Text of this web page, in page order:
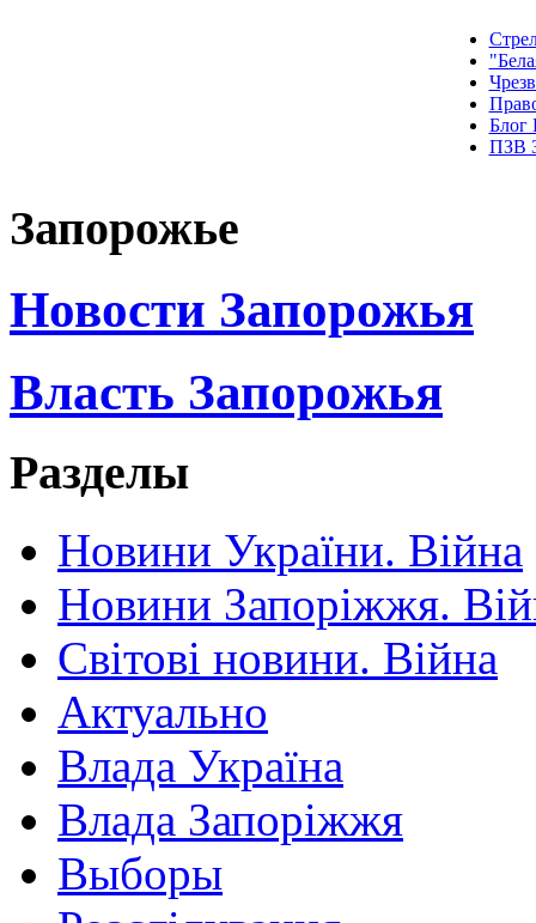
Блог
ПЗВ
Запорожье
Новости Запорожья
Власть Запорожья
Разделы
Новини України. Війна
Новини Запоріжжя.
Світові новини. Війна
Актуально
Влада Україна
Влада Запоріжжя
Выборы